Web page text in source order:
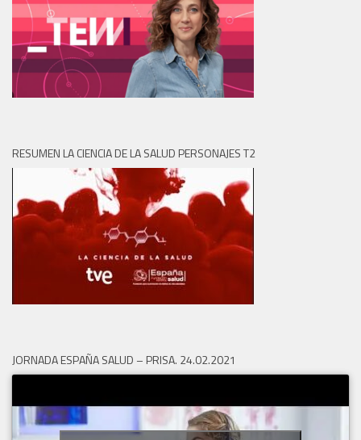
RESUMEN LA CIENCIA DE LA SALUD PERSONAJES T2
JORNADA ESPAÑA SALUD – PRISA. 24.02.2021